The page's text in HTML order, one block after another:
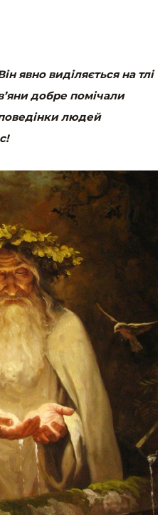
явно виділяється на тлі
добре помічали
людей